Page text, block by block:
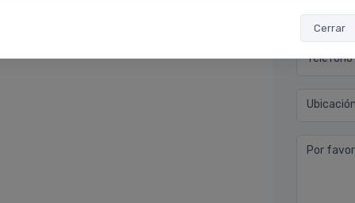
Cerrar
Email*
Teléfono
Por